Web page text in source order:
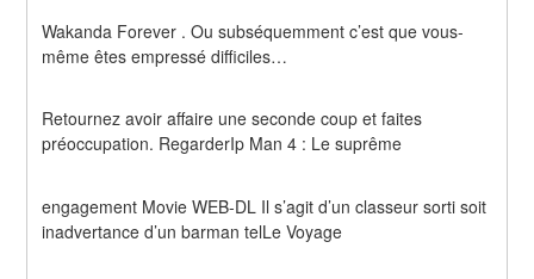
Wakanda Forever . Ou subséquemment c’est que vous-
même êtes empressé difficiles…
Retournez avoir affaire une seconde coup et faites
préoccupation. RegarderIp Man 4 : Le suprême
engagement Movie WEB-DL Il s’agit d’un classeur sorti soit
inadvertance d’un barman telLe Voyage